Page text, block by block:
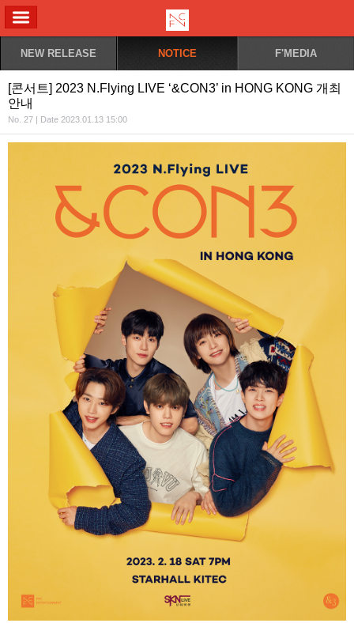
NEW RELEASE NOTICE F'MEDIA
[콘서트] 2023 N.Flying LIVE ‘&CON3’ in HONG KONG 개최
안내
No. 27 | Date 2023.01.13 15:00